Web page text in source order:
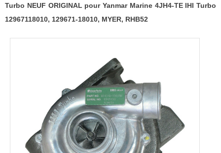
Turbo NEUF ORIGINAL pour Yanmar Marine 4JH4-TE IHI Turbo
12967118010, 129671-18010, MYER, RHB52